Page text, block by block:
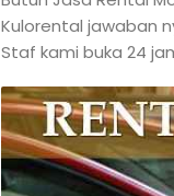
Kulorental jawaban
Staf kami buka 24